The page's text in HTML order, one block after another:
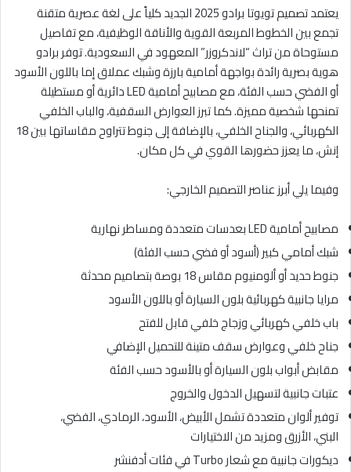
يعتمد تصميم تويوتا برادو 2025 الجديد كلياً على لغة عصرية متقنة
تجمع بين الخطوط المربعة القوية والأناقة الوظيفية، مع تفاصيل
مستوحاة من تراث “لاندكروزر” المعهود في السعودية. توفر برادو
هوية بصرية رائدة بواجهة أمامية بارزة وشبك عملاق إما باللون الأسود
أو الفضي حسب الفئة، مع مصابيح أمامية LED دائرية أو مستطيلة
تمنحها شخصية مميزة. كما تبرز العوارض السقفية، والباب الخلفي
الكهربائي، والجناح الخلفي، بالإضافة إلى جنوط تتراوح مقاساتها بين 18
إنش، ما يعزز حضورها القوي في كل مكان.
وفيما يلي أبرز عناصر التصميم الخارجي:
مصابيح أمامية LED بعدسات متعددة ومساطر نهارية
شبك أمامي كبير (أسود أو فضي حسب الفئة)
جنوط حديد أو ألومنيوم مقاس 18 بوصة بتصاميم محدثة
مرايا جانبية كهربائية بلون السيارة أو باللون الأسود
باب خلفي كهربائي وزجاج خلفي قابل للفتح
جناح خلفي وعوارض سقف متينة للتحميل الإضافي
مقابض أبواب بلون السيارة أو بالأسود حسب الفئة
عتبات جانبية لتسهيل الدخول والخروج
توفير ألوان متعددة تشمل الأبيض، الأسود، الرمادي، الفضي،
البني، الأزرق ومزيد من الاختيارات
ديكورات جانبية مع شعار Turbo في فئات أدفنشر